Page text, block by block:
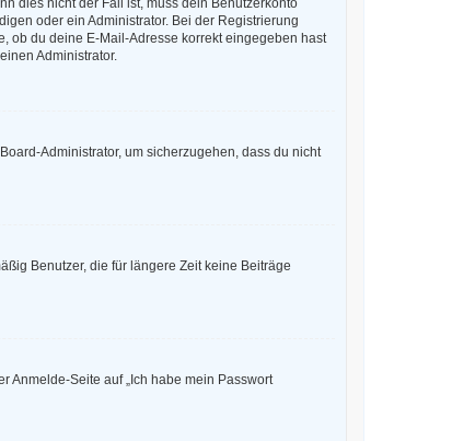
dies nicht der Fall ist, muss dein Benutzerkonto
oder ein Administrator. Bei der Registrierung
ob du deine E-Mail-Adresse korrekt eingegeben hast
Administrator.
Administrator, um sicherzugehen, dass du nicht
Benutzer, die für längere Zeit keine Beiträge
Anmelde-Seite auf „Ich habe mein Passwort